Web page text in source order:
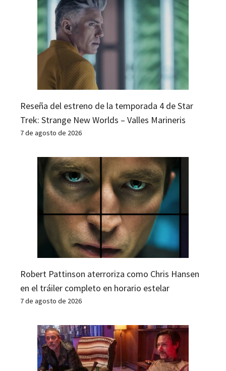
Reseña del estreno de la temporada 4 de Star
Trek: Strange New Worlds – Valles Marineris
7 de agosto de 2026
Robert Pattinson aterroriza como Chris Hansen
en el tráiler completo en horario estelar
7 de agosto de 2026